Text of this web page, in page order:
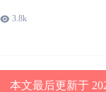
3.8k
本文最后更新于